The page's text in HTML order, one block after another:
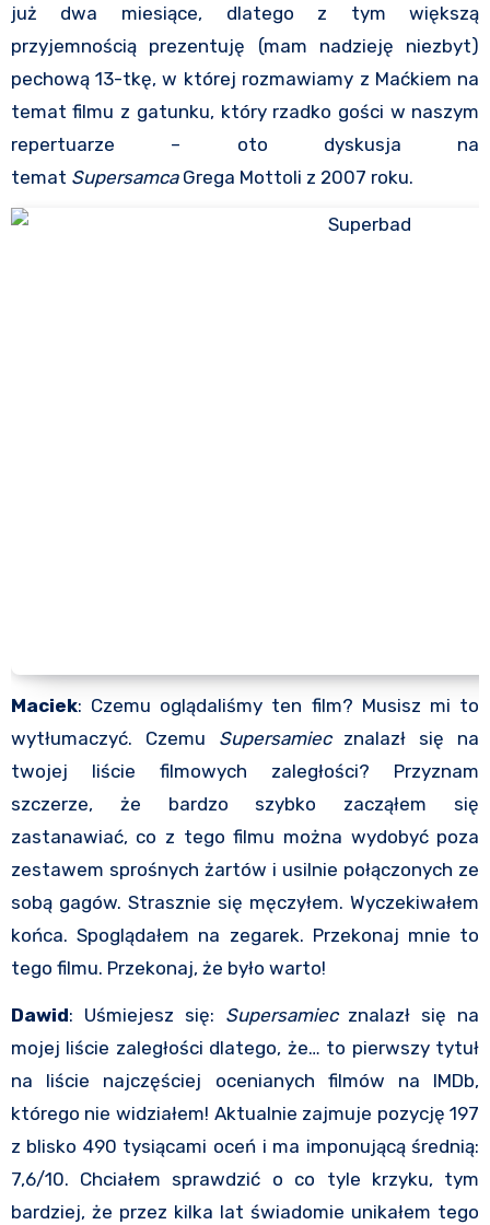
już dwa miesiące, dlatego z tym większą
przyjemnością prezentuję (mam nadzieję niezbyt)
pechową 13-tkę, w której rozmawiamy z Maćkiem na
temat filmu z gatunku, który rzadko gości w naszym
repertuarze – oto dyskusja na
temat Supersamca Grega Mottoli z 2007 roku.
Maciek: Czemu oglądaliśmy ten film? Musisz mi to
wytłumaczyć. Czemu Supersamiec znalazł się na
twojej liście filmowych zaległości? Przyznam
szczerze, że bardzo szybko zacząłem się
zastanawiać, co z tego filmu można wydobyć poza
zestawem sprośnych żartów i usilnie połączonych ze
sobą gagów. Strasznie się męczyłem. Wyczekiwałem
końca. Spoglądałem na zegarek. Przekonaj mnie to
tego filmu. Przekonaj, że było warto!
Dawid: Uśmiejesz się: Supersamiec znalazł się na
mojej liście zaległości dlatego, że… to pierwszy tytuł
na liście najczęściej ocenianych filmów na IMDb,
którego nie widziałem! Aktualnie zajmuje pozycję 197
z blisko 490 tysiącami oceń i ma imponującą średnią:
7,6/10. Chciałem sprawdzić o co tyle krzyku, tym
bardziej, że przez kilka lat świadomie unikałem tego